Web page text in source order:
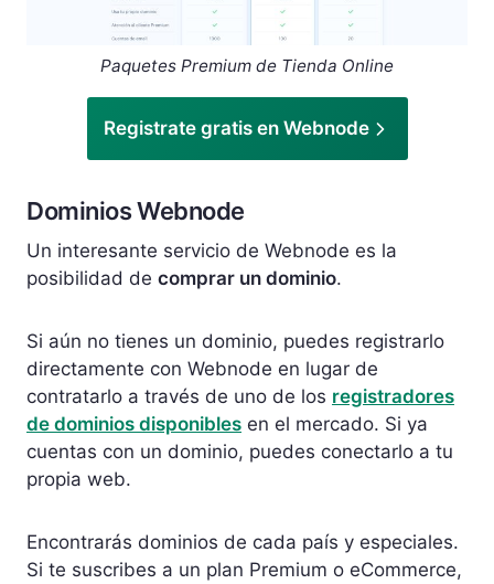
Paquetes Premium de Tienda Online
Registrate gratis en Webnode
Dominios Webnode
Un interesante servicio de Webnode es la
posibilidad de comprar un dominio.
Si aún no tienes un dominio, puedes registrarlo
directamente con Webnode en lugar de
contratarlo a través de uno de los registradores
de dominios disponibles en el mercado. Si ya
cuentas con un dominio, puedes conectarlo a tu
propia web.
Encontrarás dominios de cada país y especiales.
Si te suscribes a un plan Premium o eCommerce,